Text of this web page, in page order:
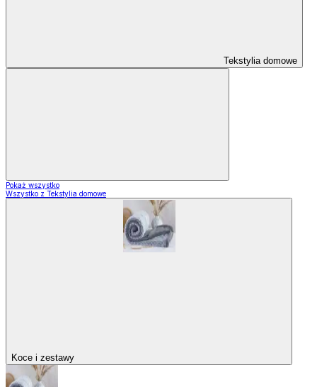
Tekstylia domowe
Pokaż wszystko
Wszystko z Tekstylia domowe
Koce i zestawy